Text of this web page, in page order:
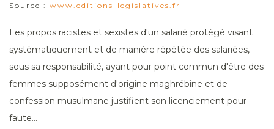
Source : www.editions-legislatives.fr
Les propos racistes et sexistes d'un salarié protégé visant
systématiquement et de manière répétée des salariées,
sous sa responsabilité, ayant pour point commun d'être des
femmes supposément d'origine maghrébine et de
confession musulmane justifient son licenciement pour
faute...